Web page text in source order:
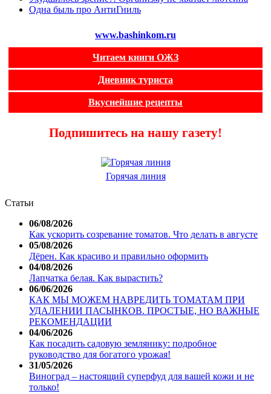
Одна быль про АнтиГниль
www.bashinkom.ru
Читаем книги ОЖЗ
Дневник туриста
Вкуснейшие рецепты
Подпишитесь на нашу газету!
Горячая линия
Статьи
06/08/2026
Как ускорить созревание томатов. Что делать в августе
05/08/2026
Дёрен. Как красиво и правильно оформить
04/08/2026
Лапчатка белая. Как вырастить?
06/06/2026
КАК МЫ МОЖЕМ НАВРЕДИТЬ ТОМАТАМ ПРИ
УДАЛЕНИИ ПАСЫНКОВ. ПРОСТЫЕ, НО ВАЖНЫЕ
РЕКОМЕНДАЦИИ
04/06/2026
Как посадить садовую землянику: подробное
руководство для богатого урожая!
31/05/2026
Виноград – настоящий суперфуд для вашей кожи и не
только!